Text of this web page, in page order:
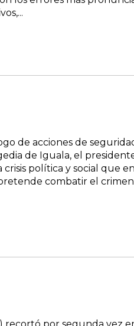
de acciones de
de Iguala, el
política y social que
combatir el